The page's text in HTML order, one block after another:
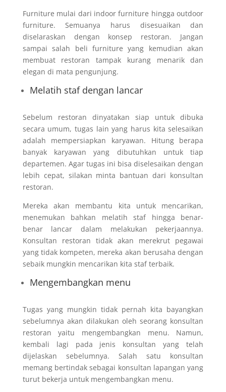
Furniture mulai dari indoor furniture hingga outdoor
furniture. Semuanya harus disesuaikan dan
diselaraskan dengan konsep restoran. Jangan
sampai salah beli furniture yang kemudian akan
membuat restoran tampak kurang menarik dan
elegan di mata pengunjung.
Melatih staf dengan lancar
Sebelum restoran dinyatakan siap untuk dibuka
secara umum, tugas lain yang harus kita selesaikan
adalah mempersiapkan karyawan. Hitung berapa
banyak karyawan yang dibutuhkan untuk tiap
departemen. Agar tugas ini bisa diselesaikan dengan
lebih cepat, silakan minta bantuan dari konsultan
restoran.
Mereka akan membantu kita untuk mencarikan,
menemukan bahkan melatih staf hingga benar-
benar lancar dalam melakukan pekerjaannya.
Konsultan restoran tidak akan merekrut pegawai
yang tidak kompeten, mereka akan berusaha dengan
sebaik mungkin mencarikan kita staf terbaik.
Mengembangkan menu
Tugas yang mungkin tidak pernah kita bayangkan
sebelumnya akan dilakukan oleh seorang konsultan
restoran yaitu mengembangkan menu. Namun,
kembali lagi pada jenis konsultan yang telah
dijelaskan sebelumnya. Salah satu konsultan
memang bertindak sebagai konsultan lapangan yang
turut bekerja untuk mengembangkan menu.